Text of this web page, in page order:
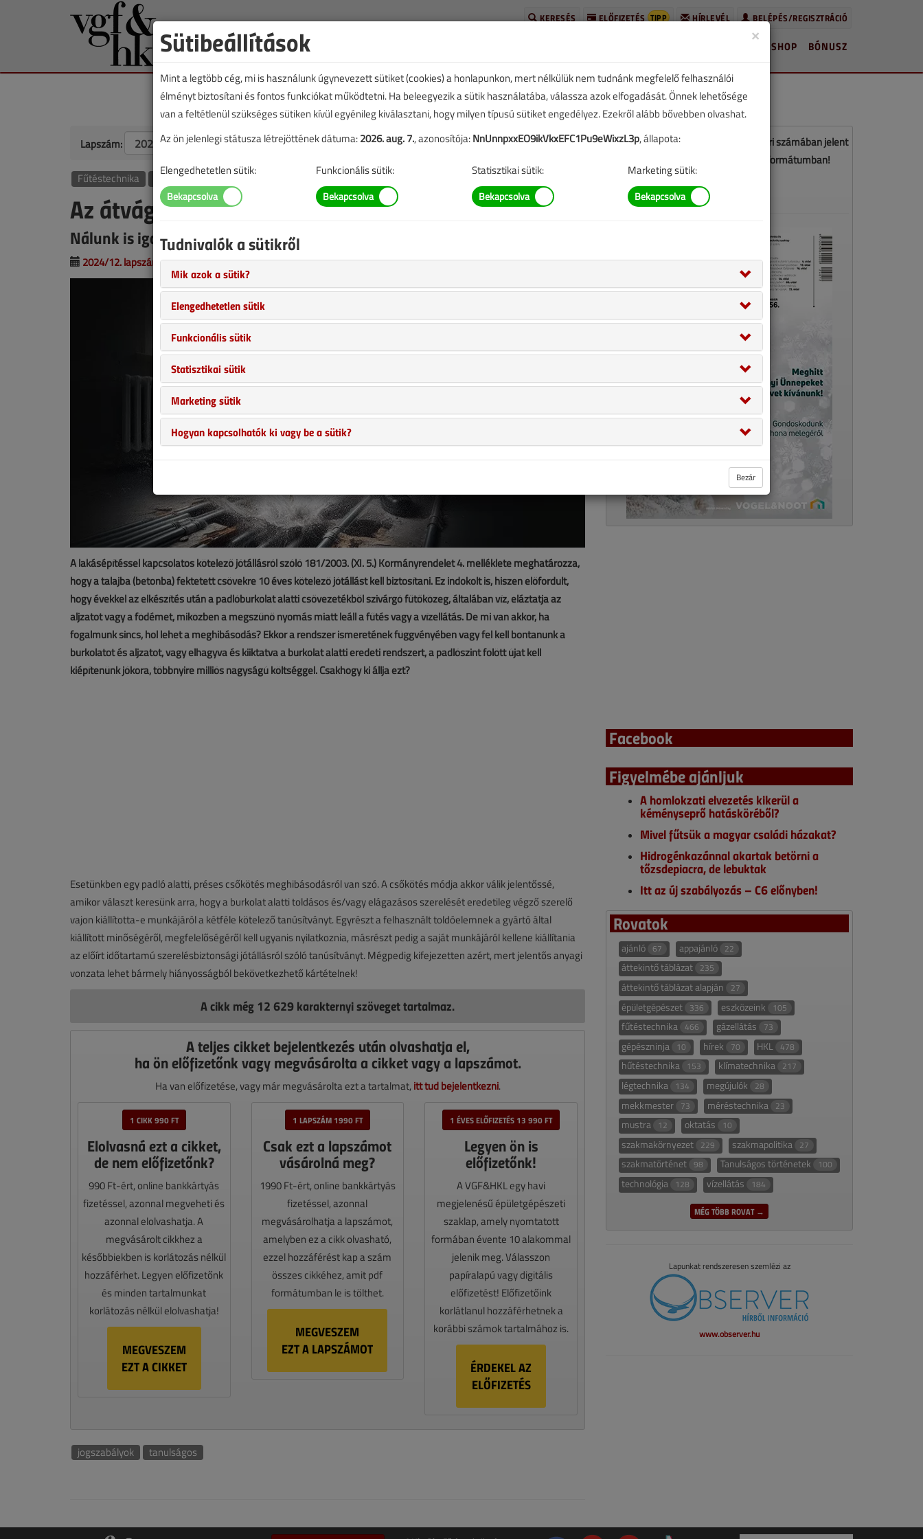
BELÉPÉS/REGISZTRÁCIÓ
HÍRLEVÉL
ELŐFIZETÉS TIPP
KERESÉS
BÓNUSZ
SHOP
Lapszám: TARTALOM
Fűtéstechnika Szakmakörnyezet
Az átvágott fűtéscsövek története
Nálunk is igaz: „A törvény annyit ér, amennyit betartanak belőle”
2024/12. lapszám| Hrabói Kelecsényi Tibor | 1287 |
A lakásépítéssel kapcsolatos kötelező jótállásról szóló 181/2003. (XI. 5.) Kormányrendelet 4. melléklete meghatározza,
hogy a talajba (betonba) fektetett csövekre 10 éves kötelező jótállást kell biztosítani. Ez indokolt is, hiszen előfordult,
hogy évekkel az elkészítés után a padlóburkolat alatti csővezetékből szivárgó fűtőközeg, általában víz, eláztatja az
aljzatot vagy a födémet, miközben a megszűnő nyomás miatt leáll a fűtés vagy a vízellátás. De mi van akkor, ha
fogalmunk sincs, hol lehet a meghibásodás? Ekkor a rendszer ismeretének függvényében vagy fel kell bontanunk a
burkolatot és aljzatot, vagy elhagyva és kiiktatva a burkolat alatti eredeti rendszert, a padlószint fölött újat kell
kiépítenünk jókora, többnyire milliós nagyságú költséggel. Csakhogy ki állja ezt?
Esetünkben egy padló alatti, préses csőkötés meghibásodásról van szó. A csőkötés módja akkor válik jelentőssé,
amikor választ keresünk arra, hogy a burkolat alatti toldásos és/vagy elágazásos szerelését eredetileg végző szerelő
vajon kiállította-e munkájáról a kétféle kötelező tanúsítványt. Egyrészt a felhasznált toldóelemnek a gyártó által
kiállított minőségéről, megfelelőségéről kell ugyanis nyilatkoznia, másrészt pedig a saját munkájáról kellene kiállítania
az előírt időtartamú szerelésbiztonsági jótállásról szóló tanúsítványt. Mégpedig kifejezetten azért, mert jelentős anyagi
vonzata lehet bármely hiányosságból bekövetkezhető kártételnek!
A cikk még 12 629 karakternyi szöveget tartalmaz.
A teljes cikket bejelentkezés után olvashatja el,
ha ön előfizetőnk vagy megvásárolta a cikket vagy a lapszámot.
Ha van előfizetése, vagy már megvásárolta ezt a tartalmat, itt tud bejelentkezni.
1 CIKK 990 FT
Elolvasná ezt a cikket,
de nem előfizetőnk?
990 Ft-ért, online bankkártyás
fizetéssel, azonnal megveheti és
azonnal elolvashatja. A
megvásárolt cikkhez a
későbbiekben is korlátozás nélkül
hozzáférhet. Legyen előfizetőnk
és minden tartalmunkat
korlátozás nélkül elolvashatja!
MEGVESZEM
EZT A CIKKET
1 LAPSZÁM 1990 FT
Csak ezt a lapszámot
vásárolná meg?
1990 Ft-ért, online bankkártyás
fizetéssel, azonnal
megvásárolhatja a lapszámot,
amelyben ez a cikk olvasható,
ezzel hozzáférést kap a szám
összes cikkéhez, amit pdf
formátumban le is tölthet.
MEGVESZEM
EZT A LAPSZÁMOT
1 ÉVES ELŐFIZETÉS 13 990 FT
Legyen ön is
előfizetőnk!
A VGF&HKL egy havi
megjelenésű épületgépészeti
szaklap, amely nyomtatott
formában évente 10 alakommal
jelenik meg. Válasszon
papíralapú vagy digitális
előfizetést! Előfizetőink
korlátlanul hozzáférhetnek a
korábbi számok tartalmához is.
ÉRDEKEL AZ
ELŐFIZETÉS
jogszabályok tanulságos
Ez a cikk a VGF&HKL 2024. decemberi számában jelent
meg. Töltse le a lapszámot PDF formátumban!
Facebook
Figyelmébe ajánljuk
A homlokzati elvezetés kikerül a
kéményseprő hatásköréből?
Mivel fűtsük a magyar családi házakat?
Hidrogénkazánnal akartak betörni a
tőzsdepiacra, de lebuktak
Itt az új szabályozás – C6 előnyben!
Rovatok
ajánló 67 appajánló 22
áttekintő táblázat 235
áttekintő táblázat alapján 27
épületgépészet 336 eszközeink 105
fűtéstechnika 466 gázellátás 73
gépészninja 10 hírek 70 HKL 478
hűtéstechnika 153 klímatechnika 217
légtechnika 134 megújulók 28
mekkmester 73 méréstechnika 23
mustra 12 oktatás 10
szakmakörnyezet 229 szakmapolitika 27
szakmatörténet 98 Tanulságos történetek 100
technológia 128 vízellátás 184
MÉG TÖBB ROVAT →
Lapunkat rendszeresen szemlézi az
www.observer.hu
×
Sütibeállítások
Mint a legtöbb cég, mi is használunk úgynevezett sütiket (cookies) a honlapunkon, mert nélkülük nem tudnánk megfelelő felhasználói
élményt biztosítani és fontos funkciókat működtetni. Ha beleegyezik a sütik használatába, válassza azok elfogadását. Önnek lehetősége
van a feltétlenül szükséges sütiken kívül egyénileg kiválasztani, hogy milyen típusú sütiket engedélyez. Ezekről alább bővebben olvashat.
Az ön jelenlegi státusza létrejöttének dátuma:2026. aug. 7., azonosítója:NnUnnpxxEO9ikVkxEFC1Pu9eWixzL3p, állapota:
Elengedhetetlen sütik: Funkcionális sütik: Statisztikai sütik: Marketing sütik:
Tudnivalók a sütikről
Mik azok a sütik?
Elengedhetetlen sütik
Funkcionális sütik
Statisztikai sütik
Marketing sütik
Hogyan kapcsolhatók ki vagy be a sütik?
Bezár